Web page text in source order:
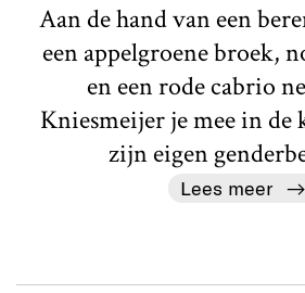
Aan de hand van een
een appelgroene broek,
en een rode cabrio
Kniesmeijer je mee in de
zijn eigen
Lees meer